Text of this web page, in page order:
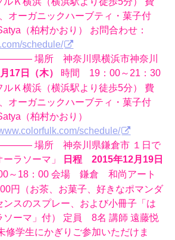
オーガニックハーブティ・菓子付
（柏村かおり） お問合わせ：
schedule/
所 神奈川県横浜市神奈川
17日（木）
時間 19：00～21：30
Ｋ横浜（横浜駅より徒歩5分） 費
オーガニックハーブティ・菓子付
（柏村かおり）
schedule/
場所 神奈川県鎌倉市 １日で
ラソーマ」
日程 2015年12月19日
～18：00 会場 鎌倉 和尚アート
円（お茶、お菓子、好きなポマンダ
ンスのスプレー、および小冊子「は
ソーマ」付） 定員 8名 講師 遠藤悦
学生にかぎりご参加いただけま